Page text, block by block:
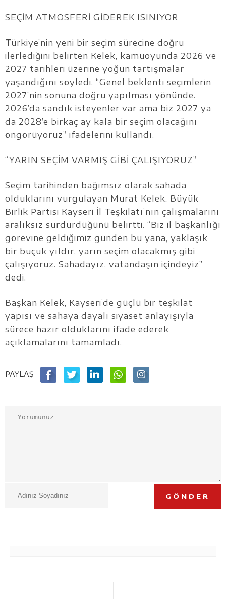
SEÇİM ATMOSFERİ GİDEREK ISINIYOR
Türkiye’nin yeni bir seçim sürecine doğru
ilerlediğini belirten Kelek, kamuoyunda 2026 ve
2027 tarihleri üzerine yoğun tartışmalar
yaşandığını söyledi. “Genel beklenti seçimlerin
2027’nin sonuna doğru yapılması yönünde.
2026’da sandık isteyenler var ama biz 2027 ya
da 2028’e birkaç ay kala bir seçim olacağını
öngörüyoruz” ifadelerini kullandı.
“YARIN SEÇİM VARMIŞ GİBİ ÇALIŞIYORUZ”
Seçim tarihinden bağımsız olarak sahada
olduklarını vurgulayan Murat Kelek, Büyük
Birlik Partisi Kayseri İl Teşkilatı’nın çalışmalarını
aralıksız sürdürdüğünü belirtti. “Biz il başkanlığı
görevine geldiğimiz günden bu yana, yaklaşık
bir buçuk yıldır, yarın seçim olacakmış gibi
çalışıyoruz. Sahadayız, vatandaşın içindeyiz”
dedi.
Başkan Kelek, Kayseri’de güçlü bir teşkilat
yapısı ve sahaya dayalı siyaset anlayışıyla
sürece hazır olduklarını ifade ederek
açıklamalarını tamamladı.
PAYLAŞ
GÖNDER